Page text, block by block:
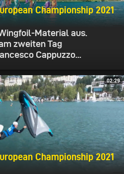
Championship 2021
Material aus.
zweiten Tag
Cappuzzo...
02:29
Championship 2021